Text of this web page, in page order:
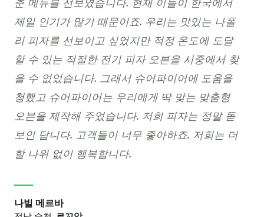
춘 메뉴를 선보였습니다. 현재 이들이 한국에서
제일 인기가 많기 때문이죠. 우리는 맛있는 나폴
리 피자를 선보이고 싶었지만 적정 온도에 도달
할 수 있는 적절한 전기 피자 오븐을 시중에서 찾
을 수 없었습니다. 그래서 슈어파이어에 도움을
청했고 슈어파이어는 우리에게 딱 맞는 맞춤형
오븐을 제작해 주었습니다. 저희 피자는 정말 돋
보인 답니다. 고객들이 너무 좋아하죠. 저희는 더
할 나위 없이 행복합니다.
나빌 메르바